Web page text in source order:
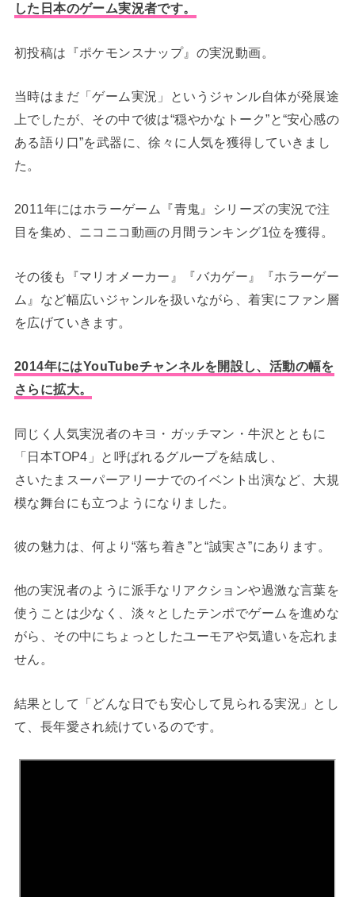
した日本のゲーム実況者です。
初投稿は『ポケモンスナップ』の実況動画。
当時はまだ「ゲーム実況」というジャンル自体が発展途
上でしたが、その中で彼は“穏やかなトーク”と“安心感の
ある語り口”を武器に、徐々に人気を獲得していきまし
た。
2011年にはホラーゲーム『青鬼』シリーズの実況で注
目を集め、ニコニコ動画の月間ランキング1位を獲得。
その後も『マリオメーカー』『バカゲー』『ホラーゲー
ム』など幅広いジャンルを扱いながら、着実にファン層
を広げていきます。
2014年にはYouTubeチャンネルを開設し、活動の幅を
さらに拡大。
同じく人気実況者のキヨ・ガッチマン・牛沢とともに
「日本TOP4」と呼ばれるグループを結成し、
さいたまスーパーアリーナでのイベント出演など、大規
模な舞台にも立つようになりました。
彼の魅力は、何より“落ち着き”と“誠実さ”にあります。
他の実況者のように派手なリアクションや過激な言葉を
使うことは少なく、淡々としたテンポでゲームを進めな
がら、その中にちょっとしたユーモアや気遣いを忘れま
せん。
結果として「どんな日でも安心して見られる実況」とし
て、長年愛され続けているのです。